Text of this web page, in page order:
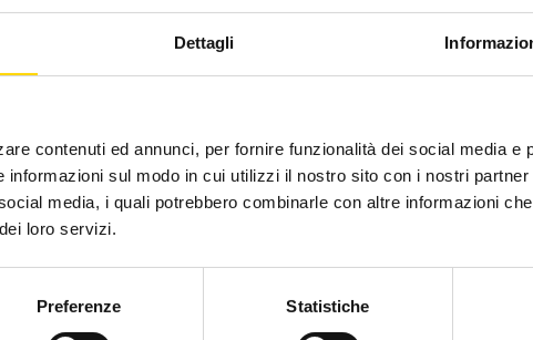
Dettagli
contenuti ed annunci, per fornire funzionalità dei social media e
informazioni sul modo in cui utilizzi il nostro sito con i nostri
media, i quali potrebbero combinarle con altre informazioni
loro servizi.
Preferenze Statistiche